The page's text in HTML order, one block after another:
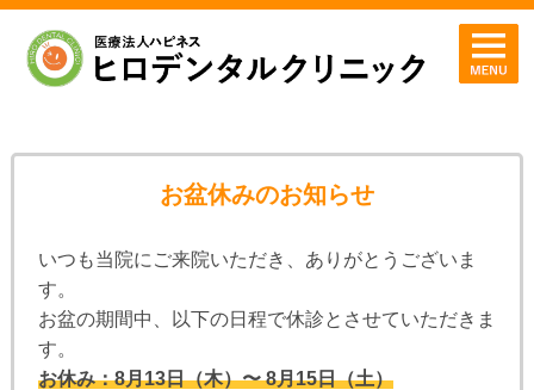
お盆休みのお知らせ
いつも当院にご来院いただき、ありがとうございま
す。
お盆の期間中、以下の日程で休診とさせていただきま
す。
お休み：8月13日（木）〜 8月15日（土）